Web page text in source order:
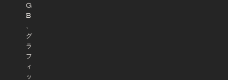
G
B
、
グ
ラ
フ
ィ
ッ